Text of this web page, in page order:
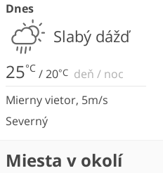
Dnes
Slabý dážď
25°C /20°C deň / noc
Mierny vietor, 5m/s
Severný
Miesta v okolí